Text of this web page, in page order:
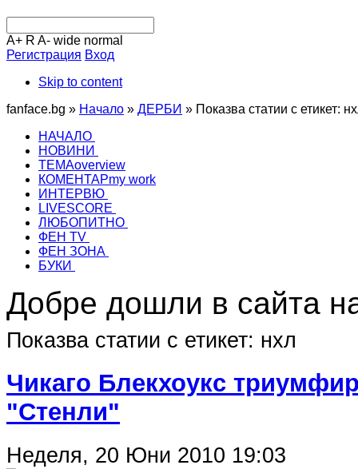
A+ R A- wide normal
Регистрация Вход
Skip to content
fanface.bg » Начало » ДЕРБИ » Показва статии с етикет:
НАЧАЛО
НОВИНИ
ТЕМАoverview
КОМЕНТАРmy work
ИНТЕРВЮ
LIVESCORE
ЛЮБОПИТНО
ФЕН TV
ФЕН ЗОНА
БУКИ
Добре дошли в сайта
Показва статии с етикет: нхл
Чикаго Блекхоукс
"Стенли"
Неделя, 20 Юни 2010 19:03